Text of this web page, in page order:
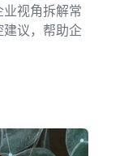
视角拆解常
建议，帮助企